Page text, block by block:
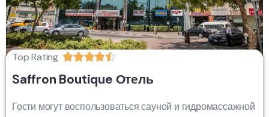
Top Rating 
Saffron Boutique Отель
Гости могут воспользоваться сауной и гидромассажной